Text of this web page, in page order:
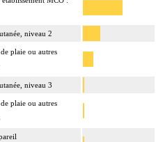
niveau 2
plaie ou autres
niveau 3
plaie ou autres